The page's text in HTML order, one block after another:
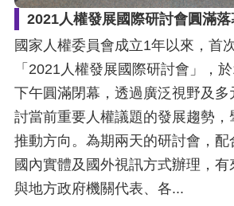
2021人權發展國際研討會圓滿落
國家人權委員會成立1年以來，首
「2021人權發展國際研討會」，
下午圓滿閉幕，透過廣泛視野及多
討當前重要人權議題的發展趨勢，
推動方向。為期兩天的研討會，
國內實體及國外視訊方式辦理，
與地方政府機關代表、各...